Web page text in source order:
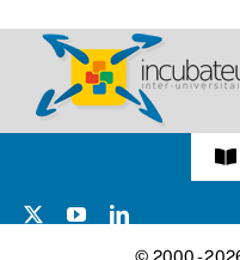
Témoignages